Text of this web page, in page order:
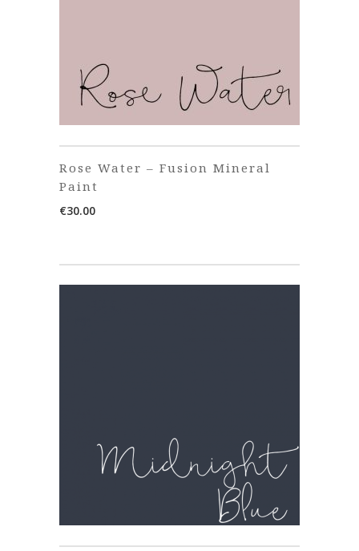
Rose Water – Fusion Mineral
Paint
€30.00